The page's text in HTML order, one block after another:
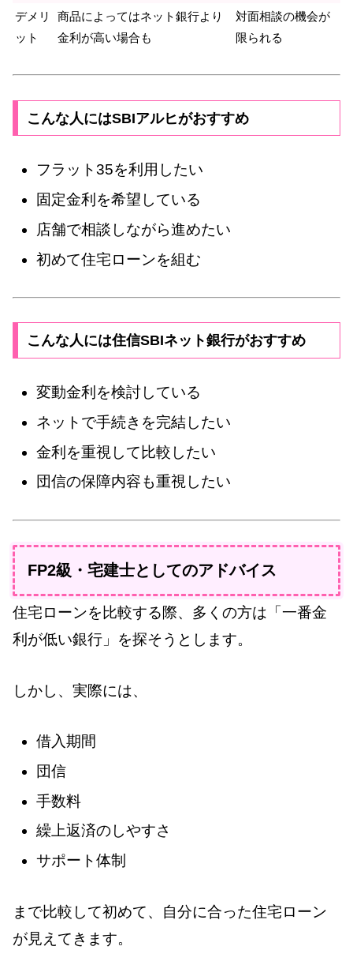
デメリ
ット
商品によってはネット銀行より
金利が高い場合も
対面相談の機会が
限られる
こんな人にはSBIアルヒがおすすめ
フラット35を利用したい
固定金利を希望している
店舗で相談しながら進めたい
初めて住宅ローンを組む
こんな人には住信SBIネット銀行がおすすめ
変動金利を検討している
ネットで手続きを完結したい
金利を重視して比較したい
団信の保障内容も重視したい
FP2級・宅建士としてのアドバイス
住宅ローンを比較する際、多くの方は「一番金
利が低い銀行」を探そうとします。
しかし、実際には、
借入期間
団信
手数料
繰上返済のしやすさ
サポート体制
まで比較して初めて、自分に合った住宅ローン
が見えてきます。